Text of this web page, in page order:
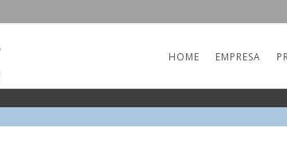
HOME EMPRESA